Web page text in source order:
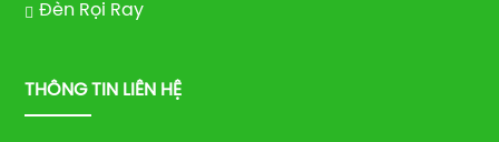
Đèn Rọi Ray
THÔNG TIN LIÊN HỆ